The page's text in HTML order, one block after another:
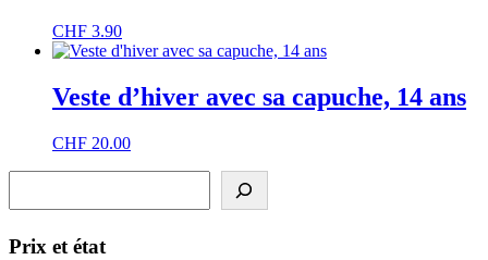
CHF 3.90
Veste d’hiver avec sa capuche, 14 ans
CHF 20.00
Prix et état